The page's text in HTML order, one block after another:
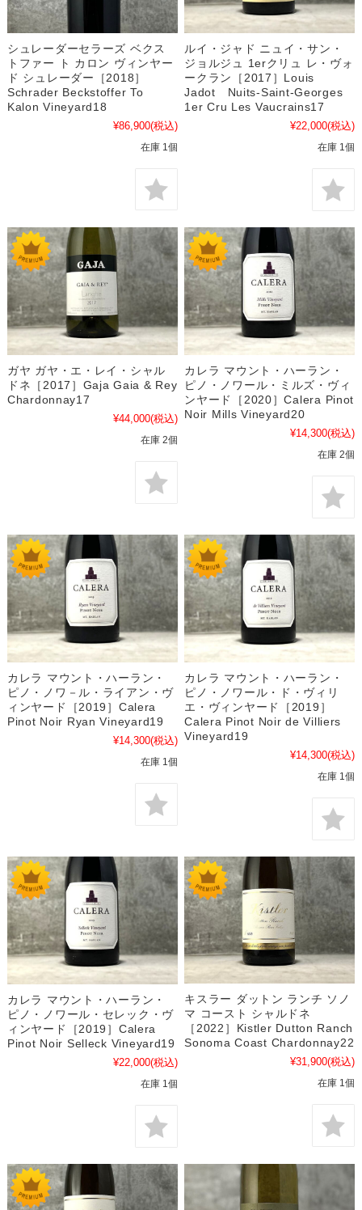
シュレーダーセラーズ ベクス
トファー ト カロン ヴィンヤー
ド シュレーダー［2018］
Schrader Beckstoffer To
Kalon Vineyard18
¥86,900(税込)
在庫 1個
ルイ・ジャド ニュイ・サン・
ジョルジュ 1erクリュ レ・ヴォ
ークラン［2017］Louis
Jadot Nuits-Saint-Georges
1er Cru Les Vaucrains17
¥22,000(税込)
在庫 1個
ガヤ ガヤ・エ・レイ・シャル
ドネ［2017］Gaja Gaia & Rey
Chardonnay17
¥44,000(税込)
在庫 2個
カレラ マウント・ハーラン・
ピノ・ノワール・ミルズ・ヴィ
ンヤード［2020］Calera Pinot
Noir Mills Vineyard20
¥14,300(税込)
在庫 2個
カレラ マウント・ハーラン・
ピノ・ノワ－ル・ライアン・ヴ
ィンヤード［2019］Calera
Pinot Noir Ryan Vineyard19
¥14,300(税込)
在庫 1個
カレラ マウント・ハーラン・
ピノ・ノワール・ド・ヴィリ
エ・ヴィンヤード［2019］
Calera Pinot Noir de Villiers
Vineyard19
¥14,300(税込)
在庫 1個
カレラ マウント・ハーラン・
ピノ・ノワール・セレック・ヴ
ィンヤード［2019］Calera
Pinot Noir Selleck Vineyard19
¥22,000(税込)
在庫 1個
キスラー ダットン ランチ ソノ
マ コースト シャルドネ
［2022］Kistler Dutton Ranch
Sonoma Coast Chardonnay22
¥31,900(税込)
在庫 1個